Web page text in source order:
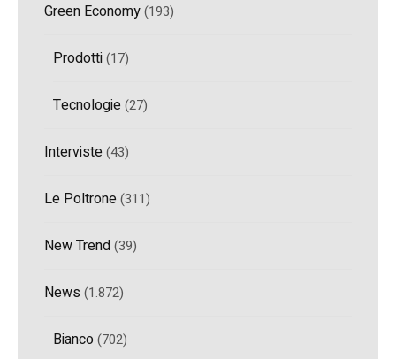
Green Economy(193)
Prodotti(17)
Tecnologie(27)
Interviste(43)
Le Poltrone(311)
New Trend(39)
News (1.872)
Bianco(702)